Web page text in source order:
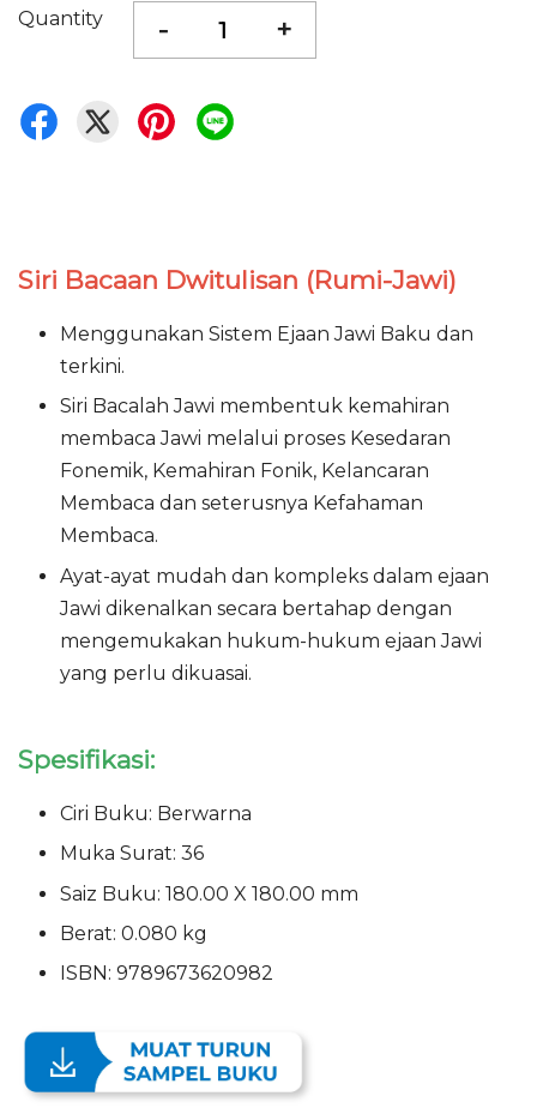
Quantity - +
Siri Bacaan Dwitulisan (Rumi-Jawi)
Menggunakan Sistem Ejaan Jawi Baku dan
terkini.
Siri Bacalah Jawi membentuk kemahiran
membaca Jawi melalui proses Kesedaran
Fonemik, Kemahiran Fonik, Kelancaran
Membaca dan seterusnya Kefahaman
Membaca.
Ayat-ayat mudah dan kompleks dalam ejaan
Jawi dikenalkan secara bertahap dengan
mengemukakan hukum-hukum ejaan Jawi
yang perlu dikuasai.
Spesifikasi:
Ciri Buku: Berwarna
Muka Surat: 36
Saiz Buku: 180.00 X 180.00 mm
Berat: 0.080 kg
ISBN: 9789673620982